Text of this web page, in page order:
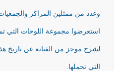
وعدد من ممثلين المراكز
استعرضوا مجموعة اللوحات التي
لشرح موجز من الفنانة عن تاريخ
التي تحملها.